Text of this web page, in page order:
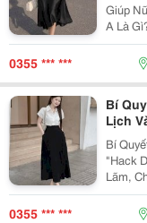
Giúp Nữ
A Là Gì? Vì Sao Chân Váy Chữ A Được Yêu
Kiểu Chân
0355 *** ***
Bí
Lịch
Tin
Bí
"Hack Dáng"
Lãm,
Tượng
Văn
0355 *** ***